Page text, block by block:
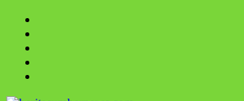
Skip
content